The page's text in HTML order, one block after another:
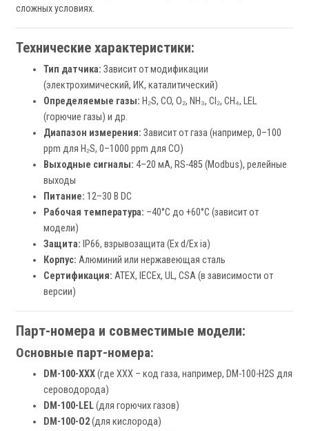
сложных условиях.
Технические характеристики:
Тип датчика: Зависит от модификации
(электрохимический, ИК, каталитический)
Определяемые газы: H₂S, CO, O₂, NH₃, Cl₂, CH₄, LEL
(горючие газы) и др.
Диапазон измерения: Зависит от газа (например, 0–100
ppm для H₂S, 0–1000 ppm для CO)
Выходные сигналы: 4–20 мА, RS-485 (Modbus), релейные
выходы
Питание: 12–30 В DC
Рабочая температура: –40°C до +60°C (зависит от
модели)
Защита: IP66, взрывозащита (Ex d/Ex ia)
Корпус: Алюминий или нержавеющая сталь
Сертификация: ATEX, IECEx, UL, CSA (в зависимости от
версии)
Парт-номера и совместимые модели:
Основные парт-номера:
DM-100-XXX(где XXX – код газа, например, DM-100-H2S для
сероводорода)
DM-100-LEL(для горючих газов)
DM-100-O2(для кислорода)